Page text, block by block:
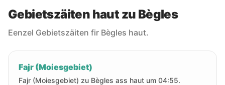
Gebietszäiten haut zu Bègles
Eenzel Gebietszäiten fir Bègles haut.
Fajr (Moiesgebiet)
Fajr (Moiesgebiet) zu Bègles ass haut um 04:55.